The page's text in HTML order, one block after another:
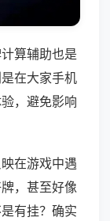
算辅助也是
在大家手机
，避免影响
在游戏中遇
，甚至好像
有挂？确实